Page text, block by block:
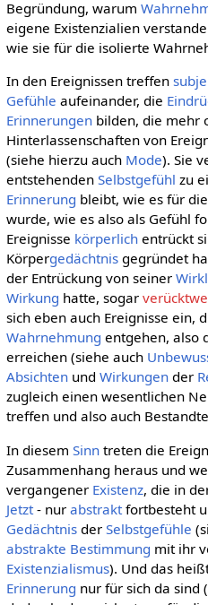
Begründung, warum
eigene Existenzialien
wie sie für die isolierte
In den Ereignissen treffen
Gefühle aufeinander, die
Erinnerungenbilden, die mehr
Hinterlassenschaften von
(siehe hierzu auch Mode). Sie
entstehenden Selbstgefühl zu
Erinnerung bleibt, wie es für
wurde, wie es also als Gefühl
Ereignisse körperlichentrückt
Körpergedächtnisgegründet
der Entrückung von seiner
Wirkung hatte, sogar
sich eben auch Ereignisse ein,
Wahrnehmung entgehen, also
erreichen (siehe auch
Absichtenund Wirkungender
zugleich einen wesentlichen
treffen und also auch
In diesem Sinntreten die
Zusammenhang heraus und
vergangener Existenz, die in
Jetzt- nur abstraktfortbesteht
Gedächtnisder Selbstgefühle
abstrakte Bestimmung mit ihr
Existenzialismus). Und das
Erinnerung nur für sich da sind